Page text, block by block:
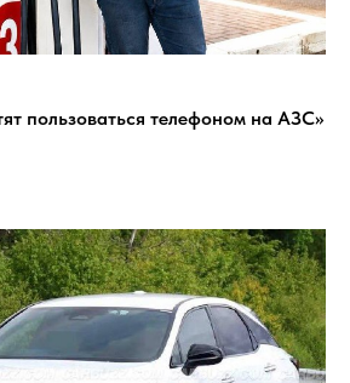
пользоваться телефоном на АЗС»